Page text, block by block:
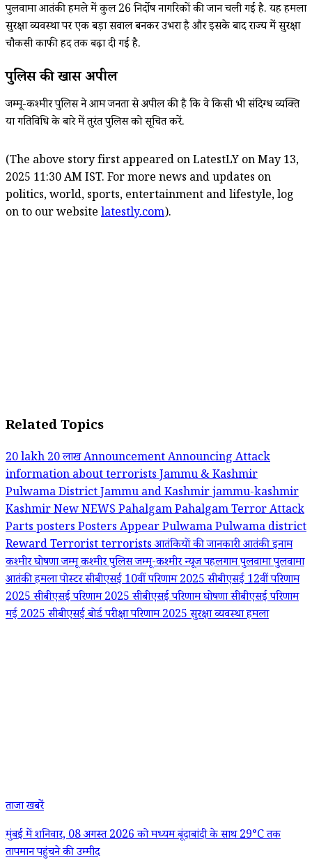
पुलवामा आतंकी हमले में कुल 26 निर्दोष नागरिकों की जान चली गई है. यह हमला
सुरक्षा व्यवस्था पर एक बड़ा सवाल बनकर उभरा है और इसके बाद राज्य में सुरक्षा
चौकसी काफी हद तक बढ़ा दी गई है.
पुलिस की खास अपील
जम्मू-कश्मीर पुलिस ने आम जनता से अपील की है कि वे किसी भी संदिग्ध व्यक्ति
या गतिविधि के बारे में तुरंत पुलिस को सूचित करें.
(The above story first appeared on LatestLY on May 13,
2025 11:30 AM IST. For more news and updates on
politics, world, sports, entertainment and lifestyle, log
on to our website latestly.com).
Related Topics
20 lakh20 लाखAnnouncementAnnouncingAttack
information about terroristsJammu & Kashmir
Pulwama DistrictJammu and Kashmirjammu-kashmir
KashmirNewNEWSPahalgamPahalgam Terror Attack
PartspostersPosters AppearPulwamaPulwama district
RewardTerroristterroristsआतंकियों की जानकारीआतंकीइनाम
कश्मीरघोषणाजम्मू कश्मीर पुलिसजम्‍मू-कश्‍मीरन्यूजपहलगामपुलवामापुलवामा
आतंकी हमलापोस्टरसीबीएसई 10वीं परिणाम 2025सीबीएसई 12वीं परिणाम
2025सीबीएसई परिणाम 2025सीबीएसई परिणाम घोषणासीबीएसई परिणाम
मई 2025सीबीएसई बोर्ड परीक्षा परिणाम 2025सुरक्षा व्यवस्थाहमला
ताजा खबरें
मुंबई में शनिवार, 08 अगस्त 2026 को मध्यम बूंदाबांदी के साथ 29°C तक
तापमान पहुंचने की उम्मीद